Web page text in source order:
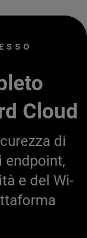
Cloud
di
endpoint,
e del Wi-